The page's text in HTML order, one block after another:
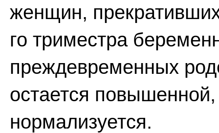
женщин,
го триместра
преждевременных
остается
нормализуется.